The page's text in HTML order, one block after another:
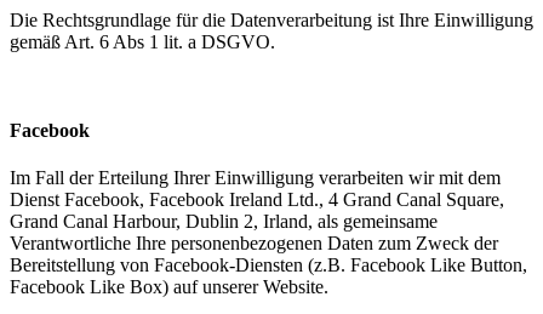
Die Rechtsgrundlage für die Datenverarbeitung ist Ihre Einwilligung
gemäß Art. 6 Abs 1 lit. a DSGVO.
Facebook
Im Fall der Erteilung Ihrer Einwilligung verarbeiten wir mit dem
Dienst Facebook, Facebook Ireland Ltd., 4 Grand Canal Square,
Grand Canal Harbour, Dublin 2, Irland, als gemeinsame
Verantwortliche Ihre personenbezogenen Daten zum Zweck der
Bereitstellung von Facebook-Diensten (z.B. Facebook Like Button,
Facebook Like Box) auf unserer Website.